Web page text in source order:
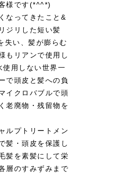
様です(*^^*)
なってきたこと&
ジリした短い髪
失い、髪が膨らむ
もリアンで使用し
用しない世界一
で頭皮と髪への負
イクロバブルで頭
老廃物・残留物を
ルプトリートメン
髪・頭皮を保護し
髪を素髪にして栄
層のすみずみまで